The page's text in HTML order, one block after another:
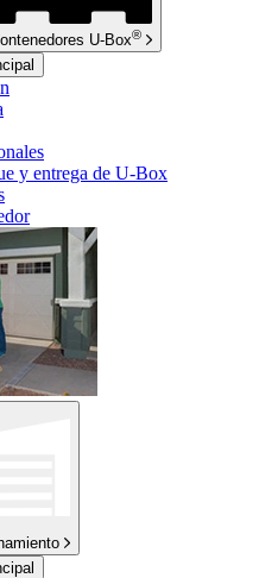
U-Box®
y entrega de U-Box